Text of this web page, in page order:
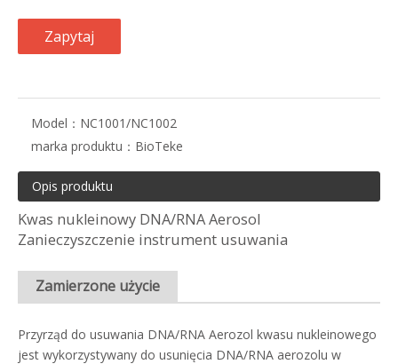
Zapytaj
Model： NC1001/NC1002
marka produktu： BioTeke
Opis produktu
Kwas nukleinowy DNA/RNA Aerosol
Zanieczyszczenie instrument usuwania
Zamierzone użycie
Przyrząd do usuwania DNA/RNA Aerozol kwasu nukleinowego
jest wykorzystywany do usunięcia DNA/RNA aerozolu w